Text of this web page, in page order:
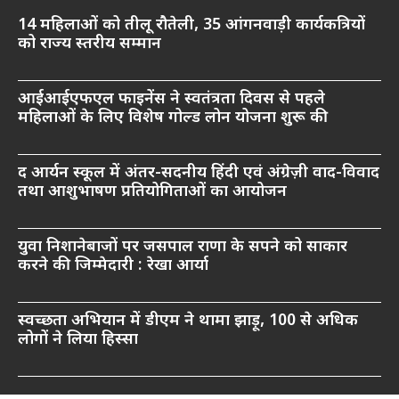
14 महिलाओं को तीलू रौतेली, 35 आंगनवाड़ी कार्यकत्रियों
को राज्य स्तरीय सम्मान
आईआईएफएल फाइनेंस ने स्वतंत्रता दिवस से पहले
महिलाओं के लिए विशेष गोल्ड लोन योजना शुरू की
द आर्यन स्कूल में अंतर-सदनीय हिंदी एवं अंग्रेज़ी वाद-विवाद
तथा आशुभाषण प्रतियोगिताओं का आयोजन
युवा निशानेबाजों पर जसपाल राणा के सपने को साकार
करने की जिम्मेदारी : रेखा आर्या
स्वच्छता अभियान में डीएम ने थामा झाड़ू, 100 से अधिक
लोगों ने लिया हिस्सा